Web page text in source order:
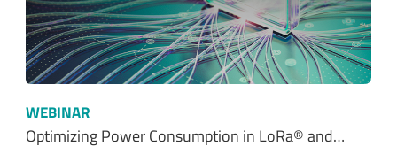
WEBINAR
Optimizing Power Consumption in LoRa® and…